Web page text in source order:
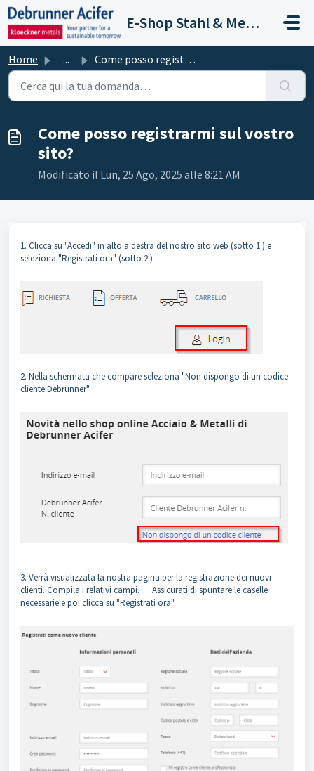
Salta al contenuto principale
E-Shop Stahl & Metalle
Home ... Come posso registrarmi sul vostro sito?
Come posso registrarmi sul vostro
sito?
Modificato il Lun, 25 Ago, 2025 alle 8:21 AM
1. Clicca su "Accedi" in alto a destra del nostro sito web (sotto 1.) e
seleziona "Registrati ora" (sotto 2.)
2. Nella schermata che compare seleziona "Non dispongo di un codice
cliente Debrunner".
3. Verrà visualizzata la nostra pagina per la registrazione dei nuovi
clienti. Compila i relativi campi. Assicurati di spuntare le caselle
necessarie e poi clicca su "Registrati ora"